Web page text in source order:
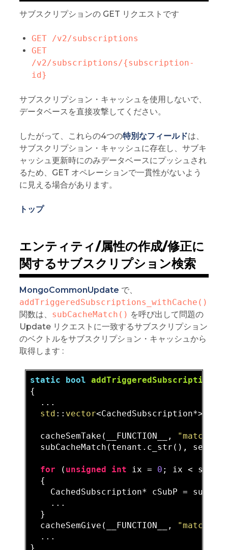
サブスクリプションの GET リクエストです
GET /v2/subscriptions
GET
/v2/subscriptions/{subscription-
id}
サブスクリプション・キャッシュを使用しないで、
データベースを直接攻撃してください。
したがって、これらの4つの特別なフィールドは、
サブスクリプション・キャッシュに存在し、サブキ
ャッシュ更新時にのみデータベースにプッシュされ
るため、GET オペレーションで一貫性がないよう
に見える場合があります。
トップ
エンティティ/属性の作成/修正に
関するサブスクリプション検索
MongoCommonUpdate で、
addTriggeredSubscriptions_withCache()
関数は、 subCacheMatch() を呼び出して問題の
Update リクエストに一致するサブスクリプション
のベクトルをサブスクリプション・キャッシュから
取得します :
static bool
{
  ...
std :: vector<CachedSubscription*>
  cacheSemTake(__FUNCTION__,
"match
subCacheMatch(tenant.c_str(),
for ( unsigned int ix = 0 ; ix <
  {
CachedSubscription* cSubP =
    ...
  }
  cacheSemGive(__FUNCTION__,
"match
  ...